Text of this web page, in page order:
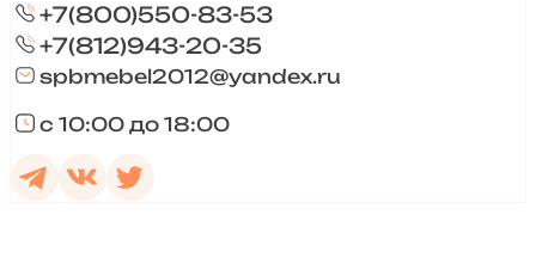
+7(800)550-83-53
+7(812)943-20-35
spbmebel2012@yandex.ru
с 10:00 до 18:00